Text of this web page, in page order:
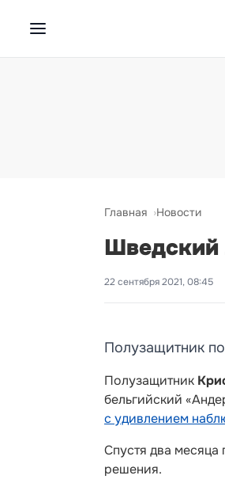
Главная Новости
Шведский
22 сентября 2021, 08:45
Полузащитник
Полузащитник
бельгийский
с удивлением
Спустя два месяца
решения.